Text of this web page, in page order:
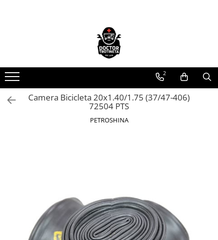
Toate produsele
Piese de schimb
https://www.doctortrotineta.ro/electrica
Acceleratie
Contact cu cheie
https://www.doctortrotineta.ro/frane
Discuri frana
2
Camera Bicicleta 20x1.40/1.75 (37/47-406)
72504 PTS
PETROSHINA